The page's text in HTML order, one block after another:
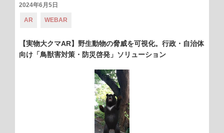
投
日:
2024年6月5日
テ
リ
ー:
AR
グ:
WEBAR
【実物大クマAR】野生動物の脅威を可視化。行政・自治体
向け「鳥獣害対策・防災啓発」ソリューション